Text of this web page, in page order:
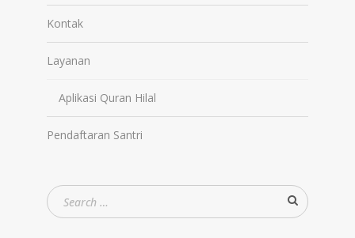
Kontak
Layanan
Aplikasi Quran Hilal
Pendaftaran Santri